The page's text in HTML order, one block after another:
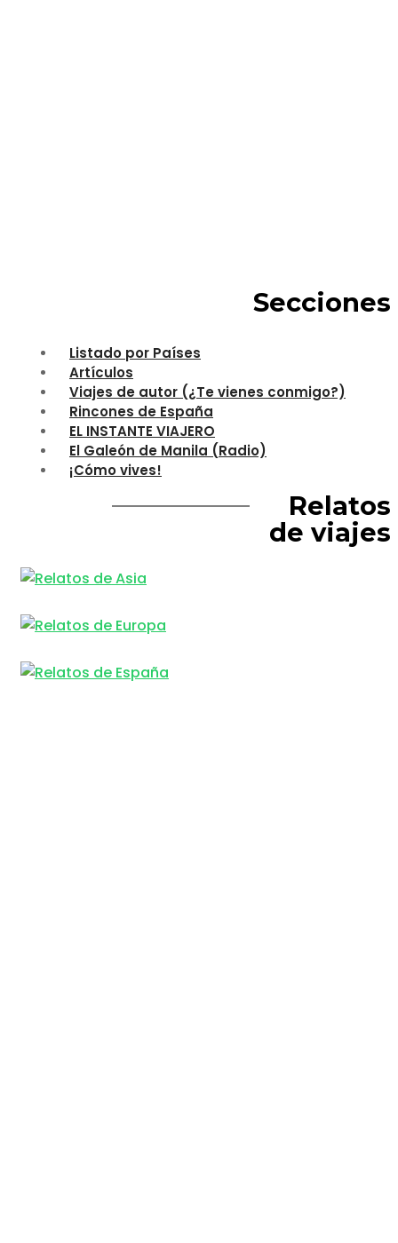
Secciones
Listado por Países
Artículos
Viajes de autor (¿Te vienes conmigo?)
Rincones de España
EL INSTANTE VIAJERO
El Galeón de Manila (Radio)
¡Cómo vives!
Relatos
de viajes